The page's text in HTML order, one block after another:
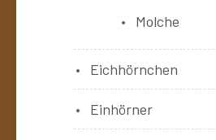
Molche
Eichhörnchen
Einhörner